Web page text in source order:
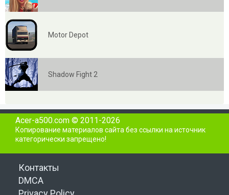
Motor Depot
Shadow Fight 2
Acer-a500.com © 2011-2026
Копирование материалов сайта без ссылки на источник
категорически запрещено!
Контакты
DMCA